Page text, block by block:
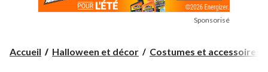
Sponsorisé
Accueil Halloween et décor Costumes et accessoires